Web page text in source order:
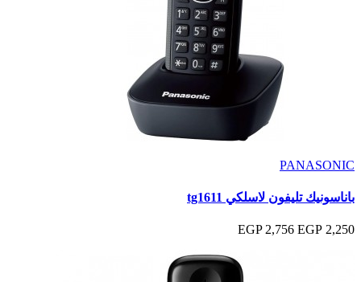
PANASONIC
باناسونيك تليفون لاسلكي tg1611
2,250 EGP
2,756 EGP